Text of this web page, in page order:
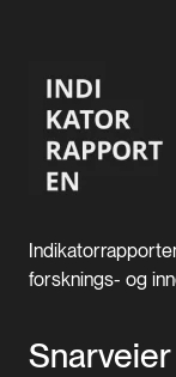
forsknings- og
Snarveier